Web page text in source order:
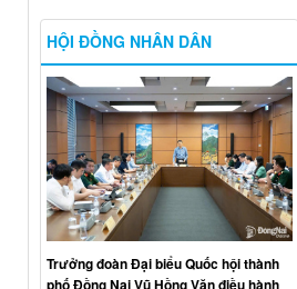
HỘI ĐỒNG NHÂN DÂN
Trưởng đoàn Đại biểu Quốc hội thành
phố Đồng Nai Vũ Hồng Văn điều hành